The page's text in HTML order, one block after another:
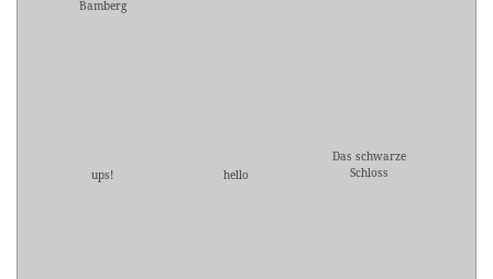
Bamberg
ups! hello
Das schwarze
Schloss